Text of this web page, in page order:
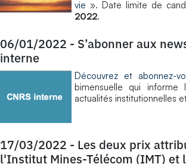
vie ». Date limite de
2022.
06/01/2022 - S’abonner aux
interne
Découvrez et abonnez-
bimensuelle qui informe
actualités institutionnelles
17/03/2022 - Les deux prix
l'Institut Mines-Télécom (IMT) et